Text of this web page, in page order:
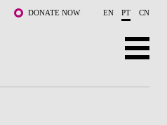
DONATE NOW EN PT CN